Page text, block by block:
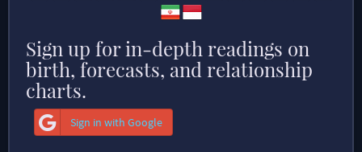
Sign up for in-depth readings on
birth, forecasts, and relationship
charts.
Sign in with Google